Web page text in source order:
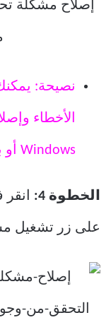
نصيحة:
الأخطاء
Windows أو باستخدام البحث في الإعدادات.
الخطوة 4:
على زر تشغيل